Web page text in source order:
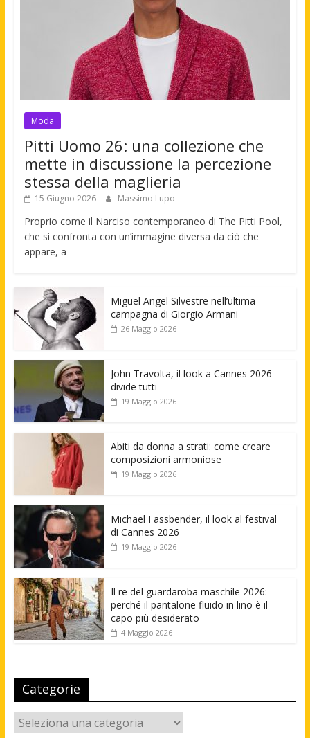
Moda
Pitti Uomo 26: una collezione che
mette in discussione la percezione
stessa della maglieria
15 Giugno 2026 Massimo Lupo
Proprio come il Narciso contemporaneo di The Pitti Pool,
che si confronta con un’immagine diversa da ciò che
appare, a
Miguel Angel Silvestre nell’ultima
campagna di Giorgio Armani
26 Maggio 2026
John Travolta, il look a Cannes 2026
divide tutti
19 Maggio 2026
Abiti da donna a strati: come creare
composizioni armoniose
19 Maggio 2026
Michael Fassbender, il look al festival
di Cannes 2026
19 Maggio 2026
Il re del guardaroba maschile 2026:
perché il pantalone fluido in lino è il
capo più desiderato
4 Maggio 2026
Categorie
Categorie